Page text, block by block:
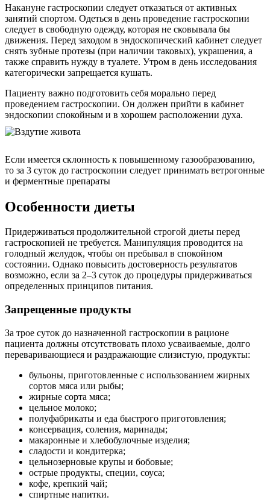
Накануне гастроскопии следует отказаться от активных
занятий спортом. Одеться в день проведение гастроскопии
следует в свободную одежду, которая не сковывала бы
движения. Перед заходом в эндоскопический кабинет следует
снять зубные протезы (при наличии таковых), украшения, а
также справить нужду в туалете. Утром в день исследования
категорически запрещается кушать.
Пациенту важно подготовить себя морально перед
проведением гастроскопии. Он должен прийти в кабинет
эндоскопии спокойным и в хорошем расположении духа.
Если имеется склонность к повышенному газообразованию,
то за 3 суток до гастроскопии следует принимать ветрогонные
и ферментные препараты
Особенности диеты
Придерживаться продолжительной строгой диеты перед
гастроскопией не требуется. Манипуляция проводится на
голодный желудок, чтобы он пребывал в спокойном
состоянии. Однако повысить достоверность результатов
возможно, если за 2–3 суток до процедуры придерживаться
определенных принципов питания.
Запрещенные продукты
За трое суток до назначенной гастроскопии в рационе
пациента должны отсутствовать плохо усваиваемые, долго
переваривающиеся и раздражающие слизистую, продукты:
бульоны, приготовленные с использованием жирных
сортов мяса или рыбы;
жирные сорта мяса;
цельное молоко;
полуфабрикаты и еда быстрого приготовления;
консервация, соления, маринады;
макаронные и хлебобулочные изделия;
сладости и кондитерка;
цельнозерновые крупы и бобовые;
острые продукты, специи, соуса;
кофе, крепкий чай;
спиртные напитки.